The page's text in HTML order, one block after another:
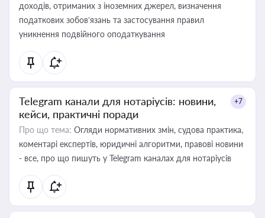
доходів, отриманих з іноземних джерел, визначення
податкових зобов’язань та застосування правил
уникнення подвійного оподаткування
Telegram канали для нотаріусів: новини,
кейси, практичні поради
+7
Про що тема: Огляди нормативних змін, судова практика,
коментарі експертів, юридичні алгоритми, правові новини
- все, про що пишуть у Telegram каналах для нотаріусів